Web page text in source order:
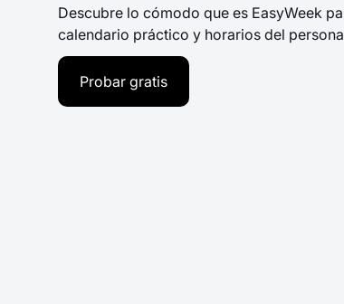
Descubre lo cómodo que es EasyWeek
calendario práctico y horarios del
Probar gratis